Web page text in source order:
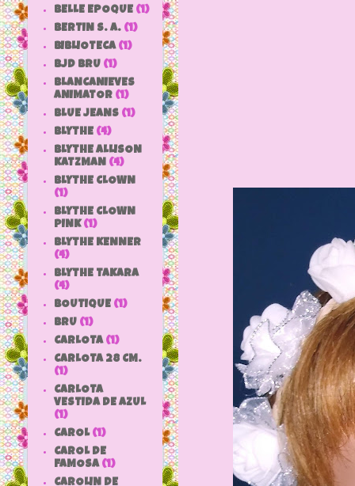
BELLE EPOQUE (1)
BERTIN S. A. (1)
BIBLIOTECA (1)
BJD BRU (1)
BLANCANIEVES
ANIMATOR (1)
BLUE JEANS (1)
BLYTHE (4)
BLYTHE ALLISON
KATZMAN (4)
BLYTHE CLOWN
(1)
BLYTHE CLOWN
PINK (1)
BLYTHE KENNER
(4)
BLYTHE TAKARA
(4)
BOUTIQUE (1)
BRU (1)
CARLOTA (1)
CARLOTA 28 CM.
(1)
CARLOTA
VESTIDA DE AZUL
(1)
CAROL (1)
CAROL DE
FAMOSA (1)
CAROLIN DE